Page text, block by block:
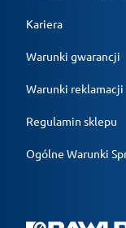
Kariera
Warunki gwarancji
Warunki reklamacji
Regulamin sklepu
Ogólne Warunki